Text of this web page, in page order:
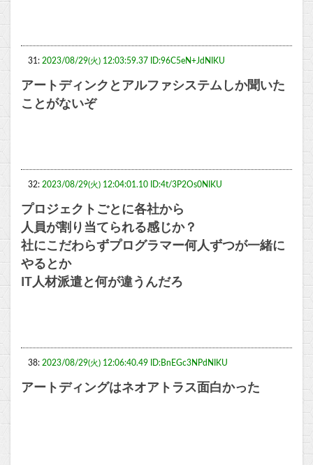
31: 2023/08/29(火) 12:03:59.37 ID:96C5eN+JdNIKU
アートディンクとアルファシステムしか聞いた
ことがないぞ
32: 2023/08/29(火) 12:04:01.10 ID:4t/3P2Os0NIKU
プロジェクトごとに各社から
人員が割り当てられる感じか？
社にこだわらずプログラマー何人ずつが一緒に
やるとか
IT人材派遣と何が違うんだろ
38: 2023/08/29(火) 12:06:40.49 ID:BnEGc3NPdNIKU
アートディングはネオアトラス面白かった